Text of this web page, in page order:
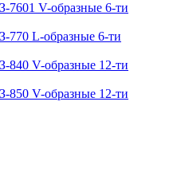
7601 V-образные 6-ти
770 L-образные 6-ти
840 V-образные 12-ти
850 V-образные 12-ти